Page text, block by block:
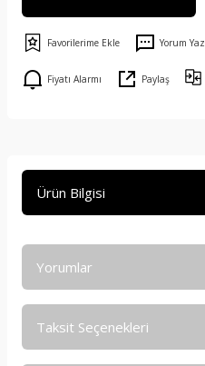
Yorum Yaz
Fiyatı Alarmı Paylaş
Ürün Bilgisi
Yorumlar
Taksit Seçenekleri